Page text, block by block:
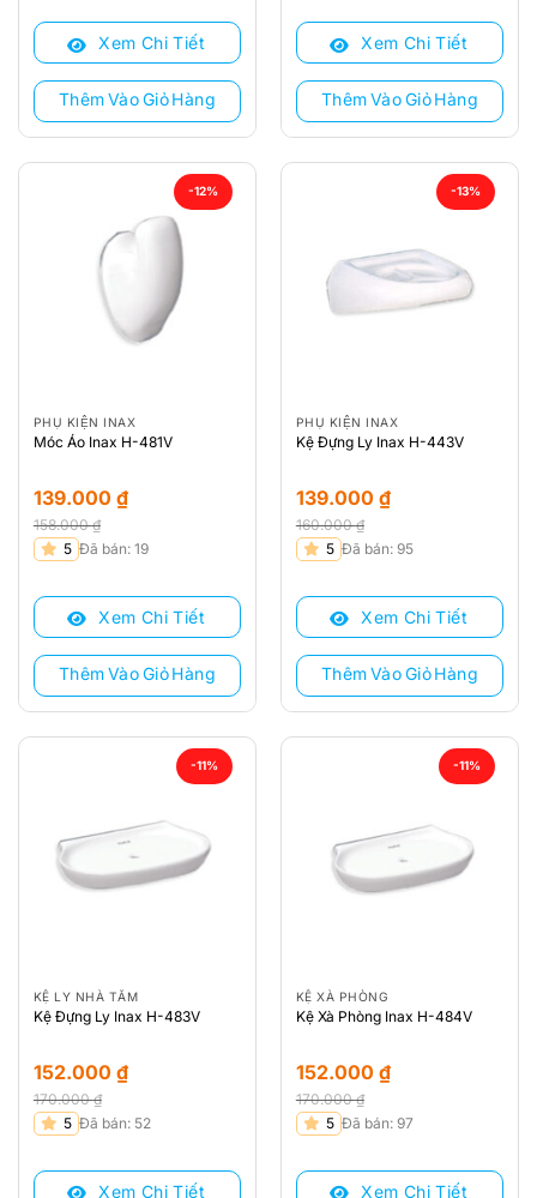
là:
120.000 ₫.
tại
101.000 ₫.
Xem Chi Tiết
Thêm Vào Giỏ Hàng
là:
120.000 ₫.
tại
101.000 ₫.
Xem Chi Tiết
Thêm Vào Giỏ Hàng
-12%
PHỤ KIỆN INAX
Móc Áo Inax H-481V
158.000₫
Giá
là:
158.000 ₫.
139.000 ₫
Giá
tại
139.000 ₫.
5 Đã bán: 19
Xem Chi Tiết
Thêm Vào Giỏ Hàng
-13%
PHỤ KIỆN INAX
Kệ Đựng Ly Inax H-443V
160.000₫
Giá
là:
160.000 ₫.
139.000 ₫
Giá
tại
139.000 ₫.
5 Đã bán: 95
Xem Chi Tiết
Thêm Vào Giỏ Hàng
-11%
KỆ LY NHÀ TẮM
Kệ Đựng Ly Inax H-483V
170.000₫
Giá
là:
170.000 ₫.
152.000 ₫
Giá
tại
5 Đã bán: 52
Xem Chi Tiết
-11%
KỆ XÀ PHÒNG
Kệ Xà Phòng Inax H-484V
170.000₫
Giá
là:
170.000 ₫.
152.000 ₫
Giá
tại
5 Đã bán: 97
Xem Chi Tiết